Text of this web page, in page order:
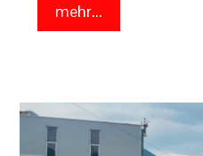
mehr...